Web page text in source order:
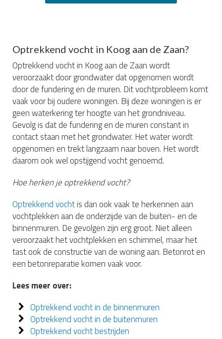
Optrekkend vocht in Koog aan de Zaan?
Optrekkend vocht in Koog aan de Zaan wordt
veroorzaakt door grondwater dat opgenomen wordt
door de fundering en de muren. Dit vochtprobleem komt
vaak voor bij oudere woningen. Bij deze woningen is er
geen waterkering ter hoogte van het grondniveau.
Gevolg is dat de fundering en de muren constant in
contact staan met het grondwater. Het water wordt
opgenomen en trekt langzaam naar boven. Het wordt
daarom ook wel opstijgend vocht genoemd.
Hoe herken je optrekkend vocht?
Optrekkend vochtis dan ook vaak te herkennen aan
vochtplekken aan de onderzijde van de buiten- en de
binnenmuren. De gevolgen zijn erg groot. Niet alleen
veroorzaakt het vochtplekken en schimmel, maar het
tast ook de constructie van de woning aan. Betonrot en
een betonreparatie komen vaak voor.
Lees meer over:
Optrekkend vocht in de binnenmuren
Optrekkend vocht in de buitenmuren
Optrekkend vocht bestrijden